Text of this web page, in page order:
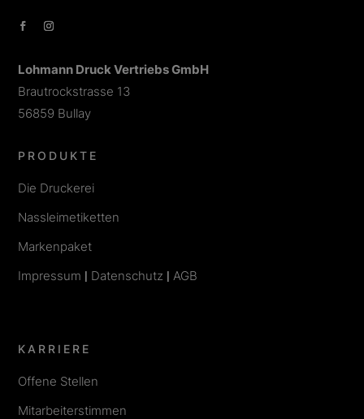
Lohmann Druck Vertriebs GmbH
Brautrockstrasse 13
56859 Bullay
PRODUKTE
Die Druckerei
Nassleimetiketten
Markenpaket
Impressum | Datenschutz |AGB
KARRIERE
Offene Stellen
Mitarbeiterstimmen